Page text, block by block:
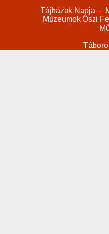
Tájházak Napja -
Múzeumok Őszi